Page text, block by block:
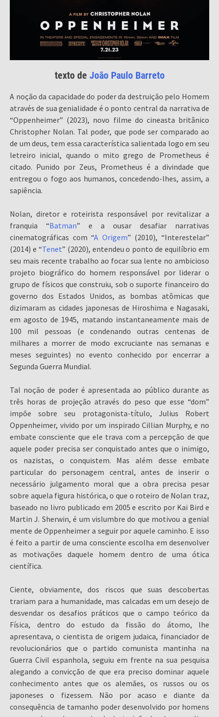
texto de João Paulo Barreto
A noção da capacidade do poder da destruição pelo Homem
através de sua genialidade é o ponto central da narrativa de
“Oppenheimer” (2023), novo filme do cineasta britânico
Christopher Nolan. Tal poder, que pode ser comparado ao
de um deus, tem essa característica salientada logo em seu
letreiro inicial, quando o mito grego de Prometheus é
citado. Punido por Zeus, Prometheus é a divindade que
entregou o fogo aos humanos, concedendo-lhes, assim, a
sapiência.
Nolan, diretor e roteirista responsável por revitalizar a
franquia “Batman” e a ousar desafiar narrativas
cinematográficas com “A Origem” (2010), “Interestelar”
(2014) e “Tenet” (2020), entendeu o ponto de equilíbrio em
seu mais recente trabalho ao focar sua lente no ambicioso
projeto biográfico do homem responsável por liderar o
grupo de físicos que construiu, sob o suporte financeiro do
governo dos Estados Unidos, as bombas atômicas que
dizimaram as cidades japonesas de Hiroshima e Nagasaki,
em agosto de 1945, matando instantaneamente mais de
100 mil pessoas (e condenando outras centenas de
milhares a morrer de modo excruciante nas semanas e
meses seguintes) no evento conhecido por encerrar a
Segunda Guerra Mundial.
Tal noção de poder é apresentada ao público durante as
três horas de projeção através do peso que esse “dom”
impõe sobre seu protagonista-título, Julius Robert
Oppenheimer, vivido por um inspirado Cillian Murphy, e no
embate consciente que ele trava com a percepção de que
aquele poder precisa ser conquistado antes que o inimigo,
os nazistas, o conquistem. Mas além desse embate
particular do personagem central, antes de inserir o
necessário julgamento moral que a obra precisa pesar
sobre aquela figura histórica, o que o roteiro de Nolan traz,
baseado no livro publicado em 2005 e escrito por Kai Bird e
Martin J. Sherwin, é um vislumbre do que motivou a genial
mente de Oppenheimer a seguir por aquele caminho. E isso
é feito a partir de uma consciente escolha em desenvolver
as motivações daquele homem dentro de uma ótica
científica.
Ciente, obviamente, dos riscos que suas descobertas
trariam para a humanidade, mas calcadas em um desejo de
desvendar os desafios práticos que o campo teórico da
Física, dentro do estudo da fissão do átomo, lhe
apresentava, o cientista de origem judaica, financiador de
revolucionários que o partido comunista mantinha na
Guerra Civil espanhola, seguiu em frente na sua pesquisa
alegando a convicção de que era preciso dominar aquele
conhecimento antes que os alemães, os russos ou os
japoneses o fizessem. Não por acaso e diante da
consequência de tamanho poder desenvolvido por homens